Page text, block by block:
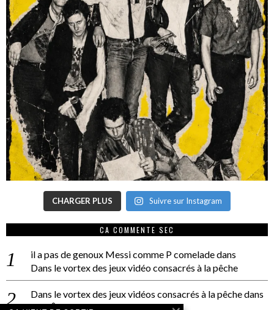
CHARGER PLUS Suivre sur Instagram
CA COMMENTE SEC
il a pas de genoux Messi comme P comeladedans
Dans le vortex des jeux vidéo consacrés à la pêche
Dans le vortex des jeux vidéos consacrés à la pêchedans
PACÔME THIELLEMENT